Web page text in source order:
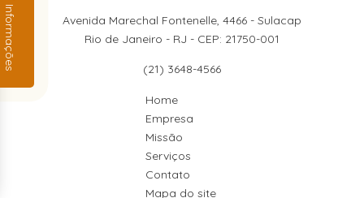
Avenida Marechal Fontenelle, 4466 - Sulacap
Rio de Janeiro - RJ - CEP: 21750-001
(21) 3648-4566
Home
Empresa
Missão
Serviços
Contato
Mapa do site
Informações